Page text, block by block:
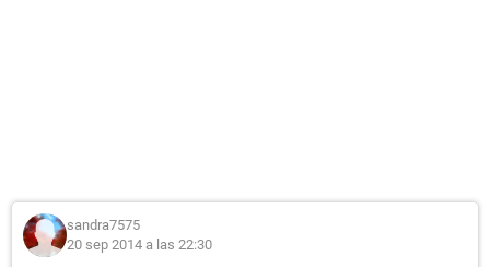
sandra7575
20 sep 2014 a las 22:30